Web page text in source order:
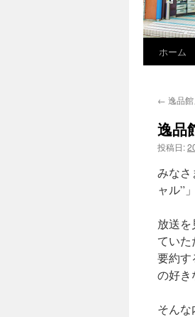
ホーム
← 逸品
逸品
投稿日:
みなさ
ャル”
放送
ていた
要約す
の好き
そんな